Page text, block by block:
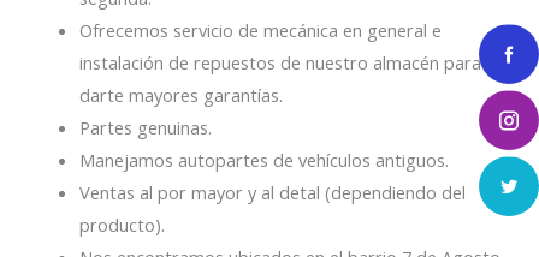
Ofrecemos servicio de mecánica en general e
instalación de repuestos de nuestro almacén para
darte mayores garantías.
Partes genuinas.
Manejamos autopartes de vehículos antiguos.
Ventas al por mayor y al detal (dependiendo del
producto).